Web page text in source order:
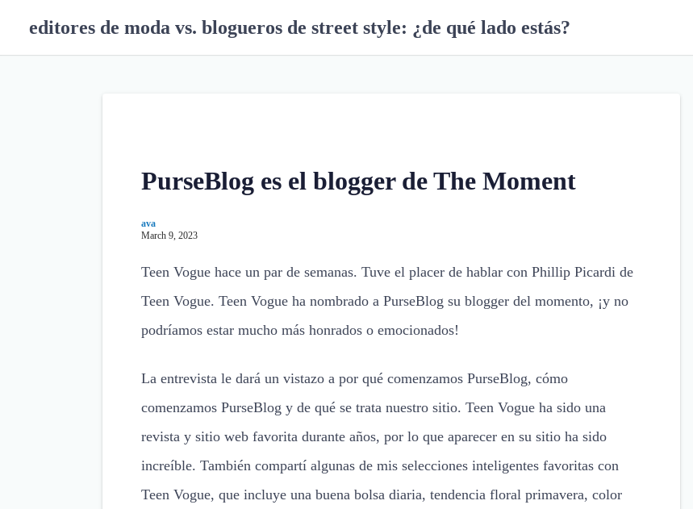
editores de moda vs. blogueros de street style: ¿de qué lado estás?
PurseBlog es el blogger de The Moment
ava
March 9, 2023
Teen Vogue hace un par de semanas. Tuve el placer de hablar con Phillip Picardi de
Teen Vogue. Teen Vogue ha nombrado a PurseBlog su blogger del momento, ¡y no
podríamos estar mucho más honrados o emocionados!
La entrevista le dará un vistazo a por qué comenzamos PurseBlog, cómo
comenzamos PurseBlog y de qué se trata nuestro sitio. Teen Vogue ha sido una
revista y sitio web favorita durante años, por lo que aparecer en su sitio ha sido
increíble. También compartí algunas de mis selecciones inteligentes favoritas con
Teen Vogue, que incluye una buena bolsa diaria, tendencia floral primavera, color